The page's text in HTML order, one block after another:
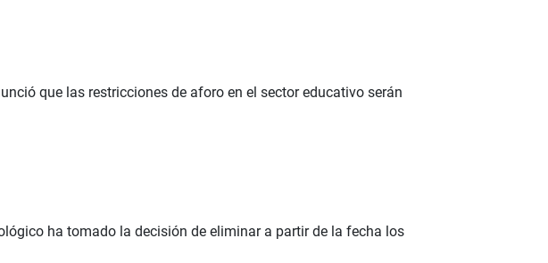
que las restricciones de aforo en el sector educativo serán
ha tomado la decisión de eliminar a partir de la fecha los